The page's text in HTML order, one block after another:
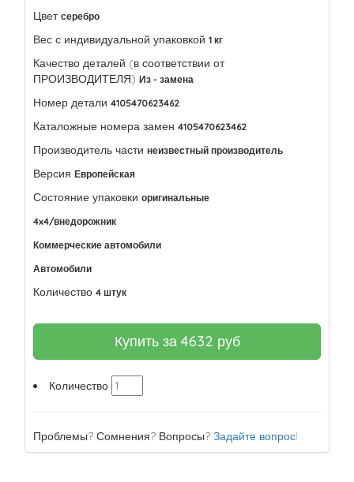
Цвет серебро
Вес с индивидуальной упаковкой 1 кг
Качество деталей (в соответствии от
ПРОИЗВОДИТЕЛЯ) Из - замена
Номер детали 4105470623462
Каталожные номера замен 4105470623462
Производитель части неизвестный производитель
Версия Европейская
Состояние упаковки оригинальные
4x4/внедорожник
Коммерческие автомобили
Автомобили
Количество 4 штук
Купить за 4632 руб
Количество
Проблемы? Сомнения? Вопросы? Задайте вопрос!